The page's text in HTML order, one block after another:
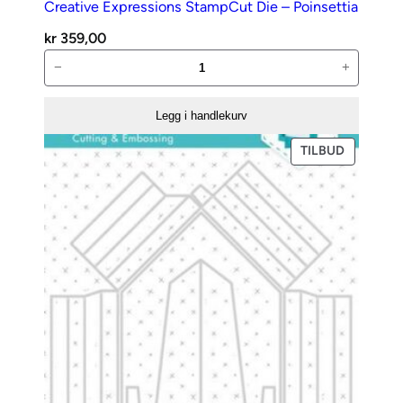
Creative Expressions StampCut Die – Poinsettia
kr 359,00
Expressions
–
Poinsettia
antall
− +
Legg i handlekurv
TILBUDPRODUKT
PÅ
SALG